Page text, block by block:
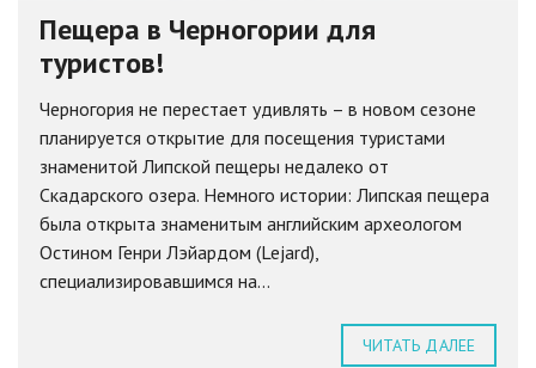
Пещера в Черногории для
туристов!
Черногория не перестает удивлять – в новом сезоне
планируется открытие для посещения туристами
знаменитой Липской пещеры недалеко от
Скадарского озера. Немного истории: Липская пещера
была открыта знаменитым английским археологом
Остином Генри Лэйардом (Lejard),
специализировавшимся на...
ЧИТАТЬ ДАЛЕЕ